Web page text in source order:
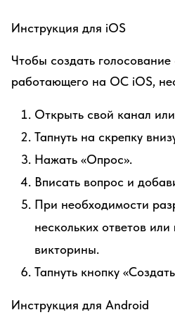
Инструкция для iOS
Чтобы создать
работающего на ОС iOS,
Открыть свой канал
Тапнуть на скрепку
Нажать «Опрос».
Вписать вопрос и
При необходимости
нескольких ответов
викторины.
Тапнуть кнопку
Инструкция для Android